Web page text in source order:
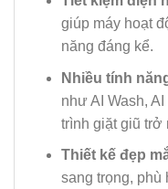
giúp máy hoạt
năng đáng kể.
Nhiều tính
như AI Wash,
trình giặt giũ
Thiết kế đẹp
sang trọng,